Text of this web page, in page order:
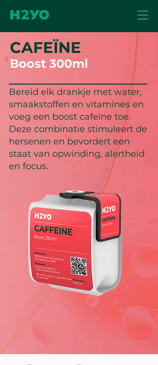
CAFEÏNE
Boost 300ml
Bereid elk drankje met water,
smaakstoffen en vitamines en
voeg een boost cafeïne toe.
Deze combinatie stimuleert de
hersenen en bevordert een
staat van opwinding, alertheid
en focus.